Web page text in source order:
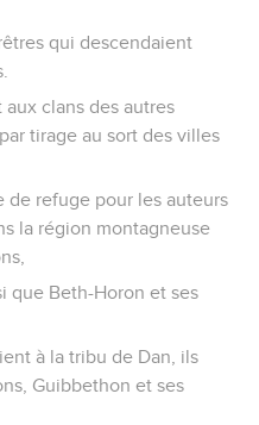
qui descendaient
clans des autres
tirage au sort des villes
de refuge pour les auteurs
la région montagneuse
que Beth-Horon et ses
à la tribu de Dan, ils
Guibbethon et ses